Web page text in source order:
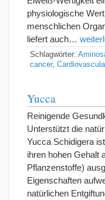
physiologische
menschlichen
liefert auch…
Schlagwörter:
cancer,
Yucca
Reinigende
Unterstützt die
Yucca Schidigera
ihren hohen Gehalt
Pflanzenstoffe)
Eigenschaften
natürlichen